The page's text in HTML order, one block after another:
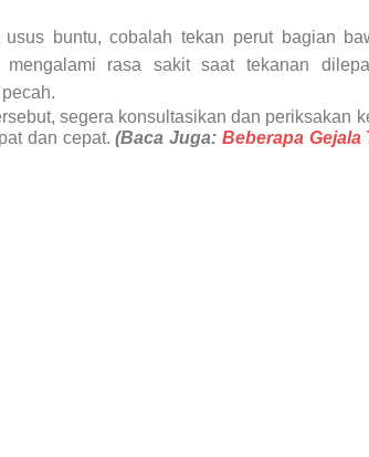
buntu, cobalah tekan perut bagian
mengalami rasa sakit saat tekanan
segera konsultasikan dan periksakan
dan cepat.(Baca Juga: Beberapa Gejala